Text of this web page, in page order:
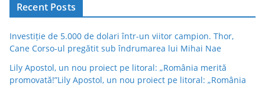
Recent Posts
Investiție de 5.000 de dolari într-un viitor campion. Thor,
Cane Corso-ul pregătit sub îndrumarea lui Mihai Nae
Lily Apostol, un nou proiect pe litoral: „România merită
promovată!”Lily Apostol, un nou proiect pe litoral: „România